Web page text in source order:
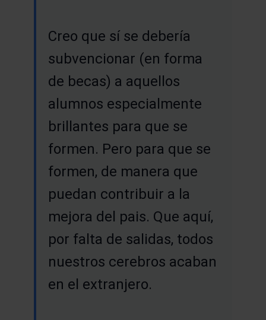
Creo que sí se debería
subvencionar (en forma
de becas) a aquellos
alumnos especialmente
brillantes para que se
formen. Pero para que se
formen, de manera que
puedan contribuir a la
mejora del pais. Que aquí,
por falta de salidas, todos
nuestros cerebros acaban
en el extranjero.